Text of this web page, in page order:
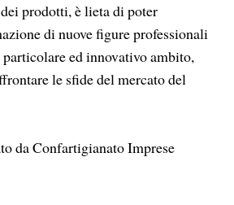
prodotti, è lieta di poter
di nuove figure professionali
particolare ed innovativo ambito,
le sfide del mercato del
da Confartigianato Imprese